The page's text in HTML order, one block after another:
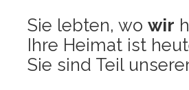
Sie leb­ten, wo wir
Ihre Hei­mat ist
Sie sind Teil